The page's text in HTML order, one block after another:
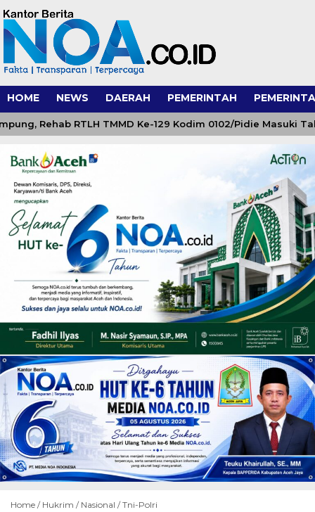
HOME NEWS DAERAH PEMERINTAH
Rehab RTLH TMMD Ke-129 Kodim 0102/Pidie Masuki
Home / Hukrim / Nasional /Tni-Polri